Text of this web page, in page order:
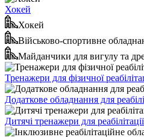
Хокей
Хокей
Військово-спортивне
Майданчики для вигулу та
Тренажери для фізичної
Додаткове обладнання для
Дитячі тренажери для реабілітації